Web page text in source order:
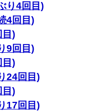
り4回目)
4回目)
目)
9回目)
目)
24回目)
目)
17回目)